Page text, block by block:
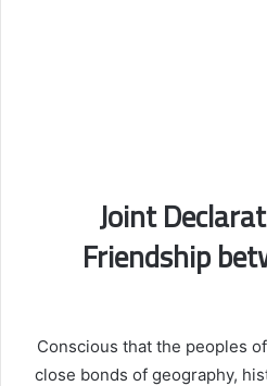
Joint
Friendship
Conscious that the peoples
close bonds of geography,